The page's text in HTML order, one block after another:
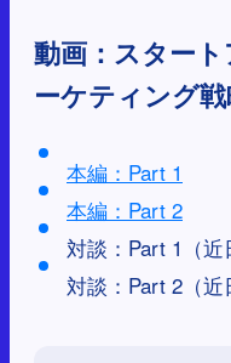
動画： スター
ーケティング戦
本編：Part 1
本編：Part 2
対談：Part 1（近
対談：Part 2（近